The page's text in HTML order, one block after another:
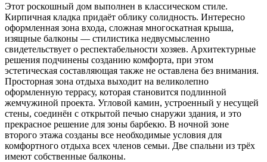
Этот роскошный дом выполнен в классическом стиле.
Кирпичная кладка придаёт облику солидность. Интересно
оформленная зона входа, сложная многоскатная крыша,
изящные балконы — стилистика недвусмысленно
свидетельствует о респектабельности хозяев. Архитектурные
решения подчинены созданию комфорта, при этом
эстетическая составляющая также не оставлена без внимания.
Просторная зона отдыха выходит на великолепно
оформленную террасу, которая становится подлинной
жемчужиной проекта. Угловой камин, устроенный у несущей
стены, соединён с открытой печью снаружи здания, и это
прекрасное решение для зоны барбекю. В ночной зоне
второго этажа созданы все необходимые условия для
комфортного отдыха всех членов семьи. Две спальни из трёх
имеют собственные балконы.